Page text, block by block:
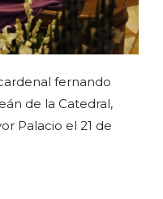
fernando
de la Catedral,
Palacio el 21 de